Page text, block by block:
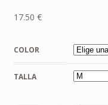
17.50 €
COLOR
TALLA